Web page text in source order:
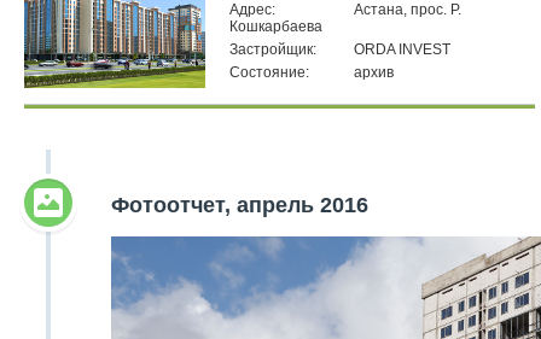
Новости
События
Объявления
Aдрес:
Астана, прос. Р.
Кошкарбаева
Застройщик:
ORDA INVEST
Состояние:
архив
Фотоотчет, апрель 2016